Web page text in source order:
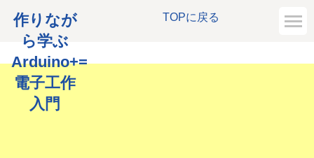
TOPに戻る
作りなが
ら学ぶ
Arduino+=
電子工作
入門